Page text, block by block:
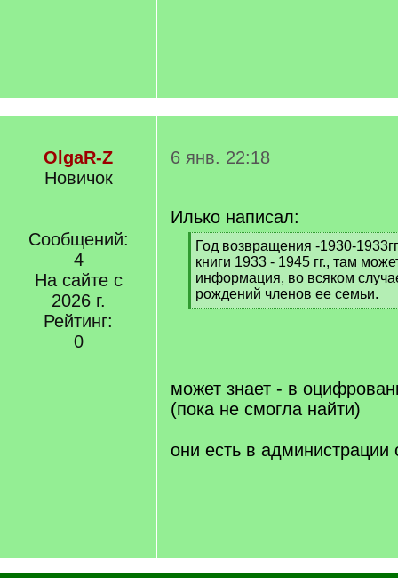
OlgaR-Z
Новичок
Сообщений:
4
На сайте с
2026 г.
Рейтинг:
0
6 янв. 22:18
Илько написал:
[
q
]
Год возвращения -1930-
книги 1933 - 1945 гг., там
информация, во всяком
рождений членов ее семьи.
[
может знает - в
(пока не смогла найти)
они есть в администрации